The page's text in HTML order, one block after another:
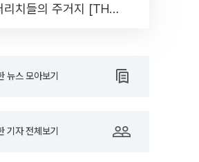
리치들의 주거지 [THE
뉴스 모아보기
기자 전체보기